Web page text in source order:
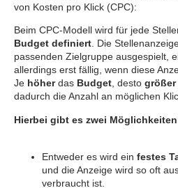
von Kosten pro Klick (CPC):
Beim CPC-Modell wird für jede
Budget definiert. Die
passenden Zielgruppe ausgespielt,
allerdings erst fällig, wenn diese
Je höherdas Budget, desto größer
dadurch die Anzahl an möglichen
Hierbei gibt es zwei
Entweder es wird ein festes
und die Anzeige wird so oft
verbraucht ist.